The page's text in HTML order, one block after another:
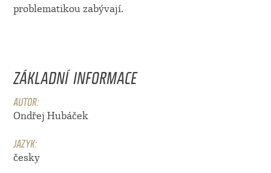
problematikou zabývají.
ZÁKLADNÍ INFORMACE
AUTOR:
Ondřej Hubáček
JAZYK:
česky